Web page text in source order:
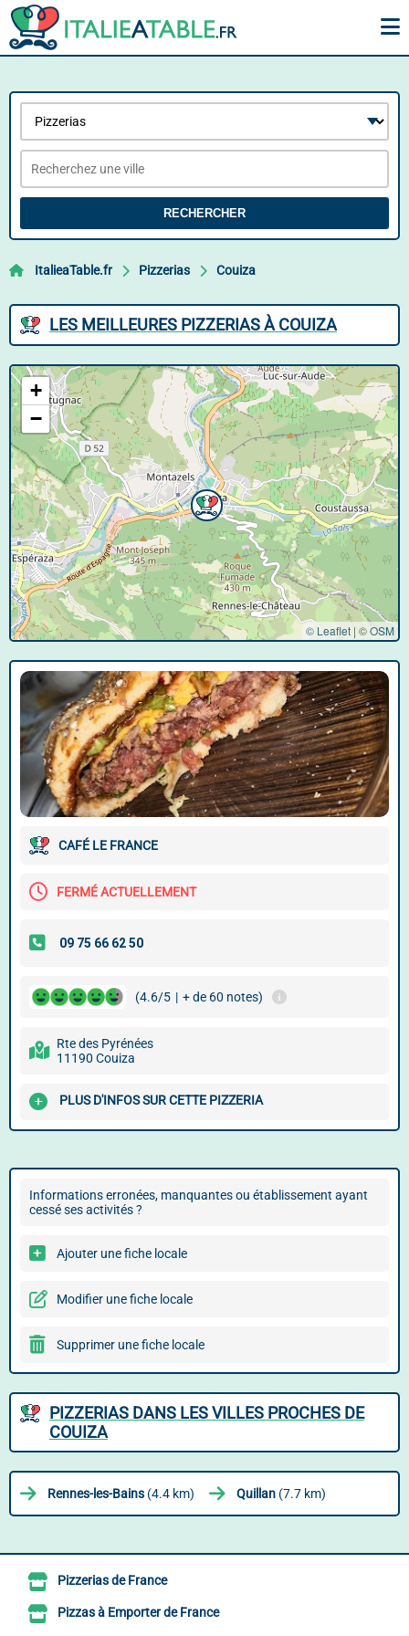
RECHERCHER
ItalieaTable.fr Pizzerias Couiza
LES MEILLEURES PIZZERIAS À COUIZA
+
−
© Leaflet | ©OSM
CAFÉ LE FRANCE
FERMÉ ACTUELLEMENT
(4.6/5 | + de 60 notes)
Rte des Pyrénées
11190 Couiza
PLUS D'INFOS SUR CETTE PIZZERIA
Informations erronées, manquantes ou établissement ayant
cessé ses activités ?
Ajouter une fiche locale
Modifier une fiche locale
Supprimer une fiche locale
PIZZERIAS DANS LES VILLES PROCHES DE
COUIZA
Rennes-les-Bains (4.4 km) Quillan (7.7 km)
Pizzerias de France
Pizzas à Emporter de France